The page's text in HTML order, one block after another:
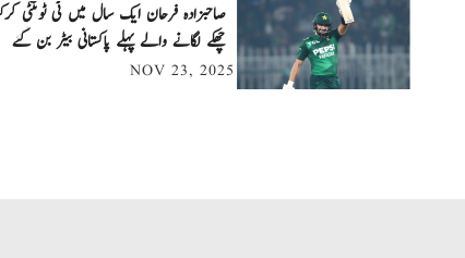
چھکے لگانے والے پہلے پاکستانی بیٹر بن گئے
NOV 23, 2025